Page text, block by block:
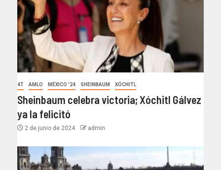
4T AMLO MÉXICO '24 SHEINBAUM XÓCHITL
Sheinbaum celebra victoria; Xóchitl Gálvez
ya la felicitó
2 de junio de 2024 admin